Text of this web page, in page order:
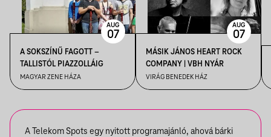
A SOKSZÍNŰ FAGOTT –
TALLISTÓL PIAZZOLLÁIG
MAGYAR ZENE HÁZA
AUG
07
MÁSIK JÁNOS HEART ROCK
COMPANY | VBH NYÁR
VIRÁG BENEDEK HÁZ
AUG
07
A Telekom Spots egy nyitott programajánló, ahová bárki